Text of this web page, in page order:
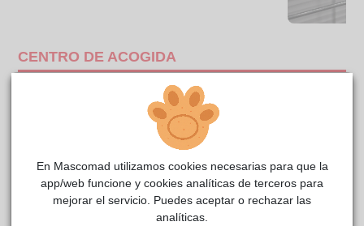
CENTRO DE ACOGIDA
En Mascomad utilizamos cookies necesarias para que la
app/web funcione y cookies analíticas de terceros para
mejorar el servicio. Puedes aceptar o rechazar las
analíticas.